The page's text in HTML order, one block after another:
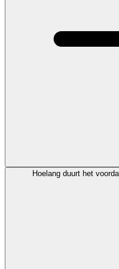
Hoelang duurt het